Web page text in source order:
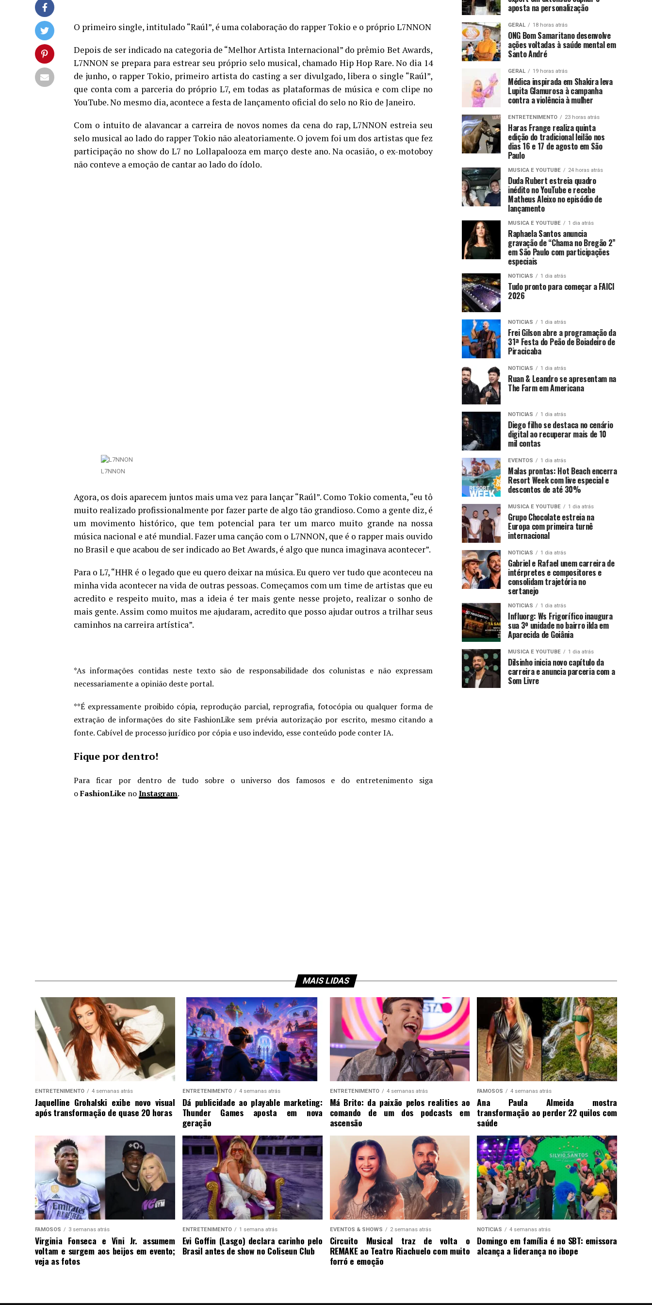
O primeiro single, intitulado “Raúl”, é uma colaboração do rapper Tokio e o próprio L7NNON
Depois de ser indicado na categoria de “Melhor Artista Internacional” do prêmio Bet Awards,
L7NNON se prepara para estrear seu próprio selo musical, chamado Hip Hop Rare. No dia 14
de junho, o rapper Tokio, primeiro artista do casting a ser divulgado, libera o single “Raúl”,
que conta com a parceria do próprio L7, em todas as plataformas de música e com clipe no
YouTube. No mesmo dia, acontece a festa de lançamento oficial do selo no Rio de Janeiro.
Com o intuito de alavancar a carreira de novos nomes da cena do rap, L7NNON estreia seu
selo musical ao lado do rapper Tokio não aleatoriamente. O jovem foi um dos artistas que fez
participação no show do L7 no Lollapalooza em março deste ano. Na ocasião, o ex-motoboy
não conteve a emoção de cantar ao lado do ídolo.
L7NNON
Agora, os dois aparecem juntos mais uma vez para lançar “Raúl”. Como Tokio comenta, “eu tô
muito realizado profissionalmente por fazer parte de algo tão grandioso. Como a gente diz, é
um movimento histórico, que tem potencial para ter um marco muito grande na nossa
música nacional e até mundial. Fazer uma canção com o L7NNON, que é o rapper mais ouvido
no Brasil e que acabou de ser indicado ao Bet Awards, é algo que nunca imaginava acontecer”.
Para o L7, “HHR é o legado que eu quero deixar na música. Eu quero ver tudo que aconteceu na
minha vida acontecer na vida de outras pessoas. Começamos com um time de artistas que eu
acredito e respeito muito, mas a ideia é ter mais gente nesse projeto, realizar o sonho de
mais gente. Assim como muitos me ajudaram, acredito que posso ajudar outros a trilhar seus
caminhos na carreira artística”.
*As informações contidas neste texto são de responsabilidade dos colunistas e não expressam
necessariamente a opinião deste portal.
**É expressamente proibido cópia, reprodução parcial, reprografia, fotocópia ou qualquer forma de
extração de informações do site FashionLike sem prévia autorização por escrito, mesmo citando a
fonte. Cabível de processo jurídico por cópia e uso indevido, esse conteúdo pode conter IA.
Fique por dentro!
Para ficar por dentro de tudo sobre o universo dos famosos e do entretenimento siga
oFashionLike noInstagram.
aposta na personalização
GERAL 18 horas atrás
ONG Bom Samaritano desenvolve
ações voltadas à saúde mental em
Santo André
GERAL 19 horas atrás
Médica inspirada em Shakira leva
Lupita Glamurosa à campanha
contra a violência à mulher
ENTRETENIMENTO 23 horas atrás
Haras Frange realiza quinta
edição do tradicional leilão nos
dias 16 e 17 de agosto em São
Paulo
MUSICA E YOUTUBE 24 horas atrás
Duda Rubert estreia quadro
inédito no YouTube e recebe
Matheus Aleixo no episódio de
lançamento
MUSICA E YOUTUBE 1 dia atrás
Raphaela Santos anuncia
gravação de “Chama no Bregão 2”
em São Paulo com participações
especiais
NOTICIAS 1 dia atrás
Tudo pronto para começar a FAICI
2026
NOTICIAS 1 dia atrás
Frei Gilson abre a programação da
31ª Festa do Peão de Boiadeiro de
Piracicaba
NOTICIAS 1 dia atrás
Ruan & Leandro se apresentam na
The Farm em Americana
NOTICIAS 1 dia atrás
Diego filho se destaca no cenário
digital ao recuperar mais de 10
mil contas
EVENTOS 1 dia atrás
Malas prontas: Hot Beach encerra
Resort Week com live especial e
descontos de até 30%
MUSICA E YOUTUBE 1 dia atrás
Grupo Chocolate estreia na
Europa com primeira turnê
internacional
NOTICIAS 1 dia atrás
Gabriel e Rafael unem carreira de
intérpretes e compositores e
consolidam trajetória no
sertanejo
NOTICIAS 1 dia atrás
Influorg: Ws Frigorífico inaugura
sua 3º unidade no bairro ilda em
Aparecida de Goiânia
MUSICA E YOUTUBE 1 dia atrás
Dilsinho inicia novo capítulo da
carreira e anuncia parceria com a
Som Livre
MAIS LIDAS
ENTRETENIMENTO 4 semanas atrás
Jaquelline Grohalski exibe novo visual
após transformação de quase 20 horas
ENTRETENIMENTO 4 semanas atrás
Dá publicidade ao playable marketing:
Thunder Games aposta em nova
geração
ENTRETENIMENTO 4 semanas atrás
Má Brito: da paixão pelos realities ao
comando de um dos podcasts em
ascensão
FAMOSOS 4 semanas atrás
Ana Paula Almeida mostra
transformação ao perder 22 quilos com
saúde
FAMOSOS 3 semanas atrás
Virginia Fonseca e Vini Jr. assumem
voltam e surgem aos beijos em evento;
veja as fotos
ENTRETENIMENTO 1 semana atrás
Evi Goffin (Lasgo) declara carinho pelo
Brasil antes de show no Coliseun Club
EVENTOS & SHOWS 2 semanas atrás
Circuito Musical traz de volta o
REMAKE ao Teatro Riachuelo com muito
forró e emoção
NOTICIAS 4 semanas atrás
Domingo em família é no SBT: emissora
alcança a liderança no ibope